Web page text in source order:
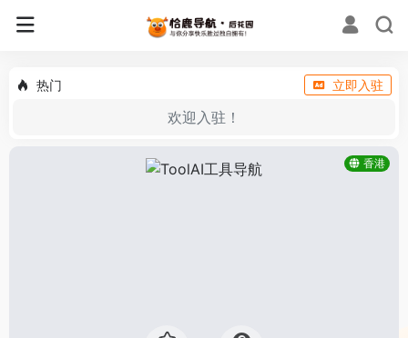
热门 立即入驻
欢迎入驻！
香港